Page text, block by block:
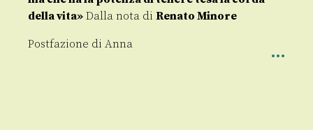
della vita» Dalla nota di Renato Minore
Postfazione di Anna